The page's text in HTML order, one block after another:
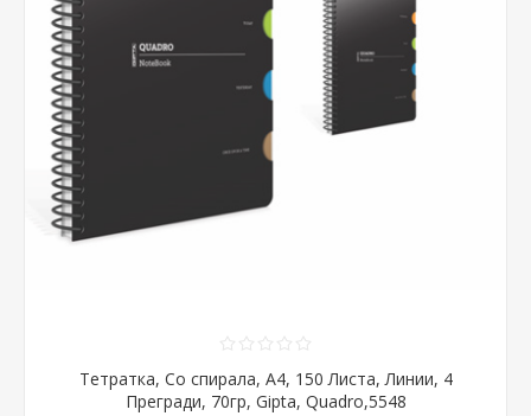
Тетратка, Со спирала, А4, 150 Листа, Линии, 4
Прегради, 70гр, Gipta, Quadro,5548